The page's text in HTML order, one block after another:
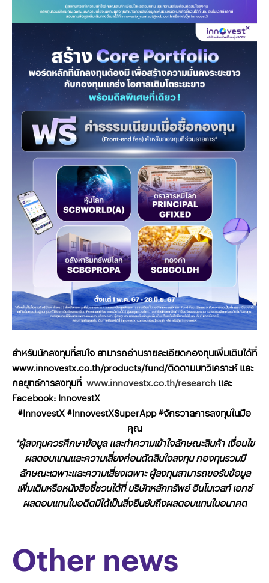
สำหรับนักลงทุนที่สนใจ สามารถอ่านรายละเอียดกองทุนเพิ่มเติมได้ที่
www.innovestx.co.th/products/fund/ติดตามบทวิเคราะห์ และ
กลยุทธ์การลงทุนที่ www.innovestx.co.th/research และ
Facebook: InnovestX
#InnovestX #InnovestXSuperApp #จักรวาลการลงทุนในมือ
คุณ
*ผู้ลงทุนควรศึกษาข้อมูล และทำความเข้าใจลักษณะสินค้า เงื่อนไข
ผลตอบแทนและความเสี่ยงก่อนตัดสินใจลงทุน กองทุนรวมมี
ลักษณะเฉพาะและความเสี่ยงเฉพาะ ผู้ลงทุนสามารถขอรับข้อมูล
เพิ่มเติมหรือหนังสือชี้ชวนได้ที่ บริษัทหลักทรัพย์ อินโนเวสท์ เอกซ์
ผลตอบแทนในอดีตมิได้เป็นสิ่งยืนยันถึงผลตอบแทนในอนาคต
Other news